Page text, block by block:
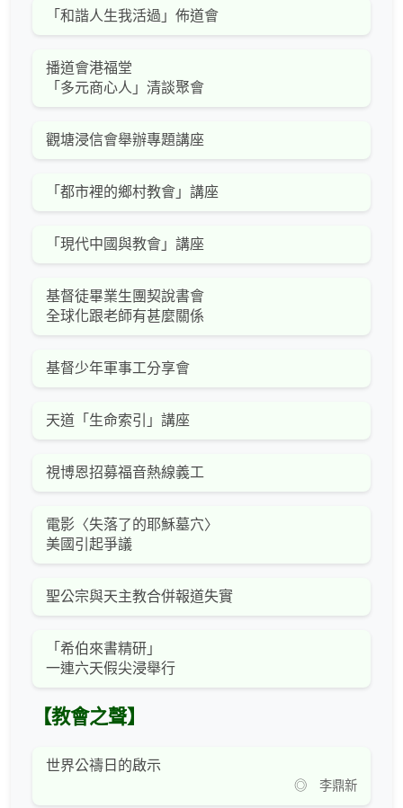
「和諧人生我活過」佈道會
播道會港福堂
「多元商心人」清談聚會
觀塘浸信會舉辦專題講座
「都市裡的鄉村教會」講座
「現代中國與教會」講座
基督徒畢業生團契說書會
全球化跟老師有甚麼關係
基督少年軍事工分享會
天道「生命索引」講座
視博恩招募福音熱線義工
電影〈失落了的耶穌墓穴〉
美國引起爭議
聖公宗與天主教合併報道失實
「希伯來書精研」
一連六天假尖浸舉行
【教會之聲】
世界公禱日的啟示
◎ 李鼎新